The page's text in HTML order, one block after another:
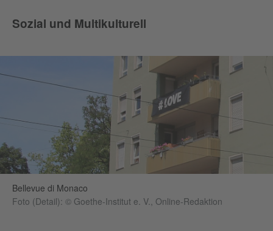
Sozial und Multikulturell
Bellevue di Monaco
Foto (Detail): © Goethe-Institut e. V., Online-Redaktion